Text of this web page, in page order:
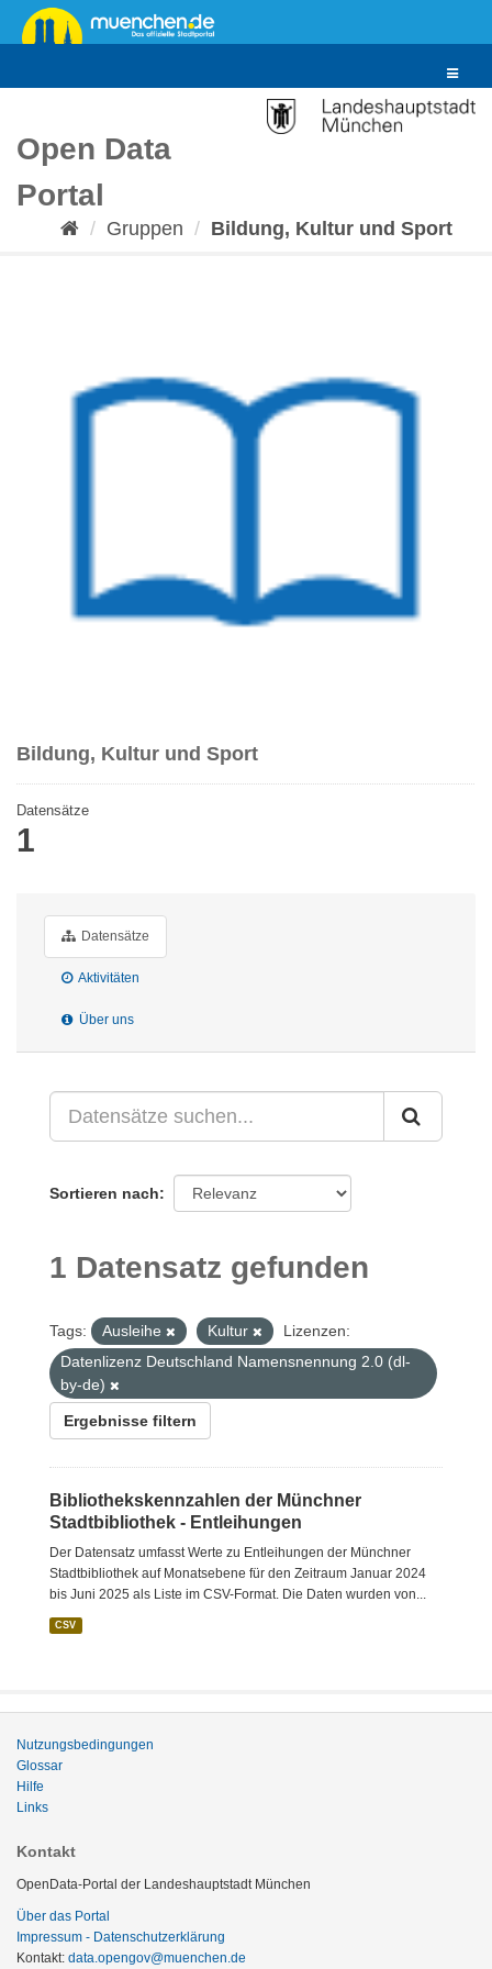
Überspringen
zum
Toggle
Open Data
Portal
Gruppen Bildung, Kultur und Sport
Bildung, Kultur und Sport
Datensätze
1
Datensätze
Aktivitäten
Über uns
Sortieren nach
1 Datensatz gefunden
Tags: Ausleihe Kultur
Lizenzen:
Datenlizenz Deutschland Namensnennung 2.0 (dl-
by-de)
Ergebnisse filtern
Bibliothekskennzahlen der Münchner
Stadtbibliothek - Entleihungen
Der Datensatz umfasst Werte zu Entleihungen der Münchner
Stadtbibliothek auf Monatsebene für den Zeitraum Januar 2024
bis Juni 2025 als Liste im CSV-Format. Die Daten wurden von...
CSV
Nutzungsbedingungen
Glossar
Hilfe
Links
Kontakt
OpenData-Portal der Landeshauptstadt München
Über das Portal
Impressum - Datenschutzerklärung
Kontakt: data.opengov@muenchen.de